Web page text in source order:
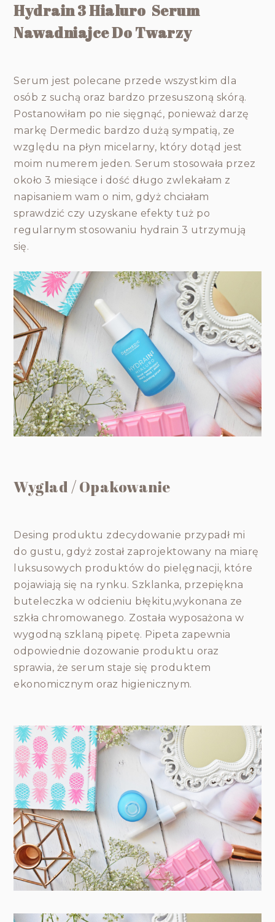
Hydrain 3 Hialuro Serum
Nawadniajce Do Twarzy
Serum jest polecane przede wszystkim dla
osób z suchą oraz bardzo przesuszoną skórą.
Postanowiłam po nie sięgnąć, ponieważ darzę
markę Dermedic bardzo dużą sympatią, ze
względu na płyn micelarny, który dotąd jest
moim numerem jeden. Serum stosowała przez
około 3 miesiące i dość długo zwlekałam z
napisaniem wam o nim, gdyż chciałam
sprawdzić czy uzyskane efekty tuż po
regularnym stosowaniu hydrain 3 utrzymują
się.
Wyglad / Opakowanie
Desing produktu zdecydowanie przypadł mi
do gustu, gdyż został zaprojektowany na miarę
luksusowych produktów do pielęgnacji, które
pojawiają się na rynku. Szklanka, przepiękna
buteleczka w odcieniu błękitu,wykonana ze
szkła chromowanego. Została wyposażona w
wygodną szklaną pipetę. Pipeta zapewnia
odpowiednie dozowanie produktu oraz
sprawia, że serum staje się produktem
ekonomicznym oraz higienicznym.